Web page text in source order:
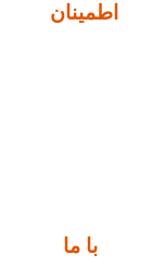
اطمینان
با ما